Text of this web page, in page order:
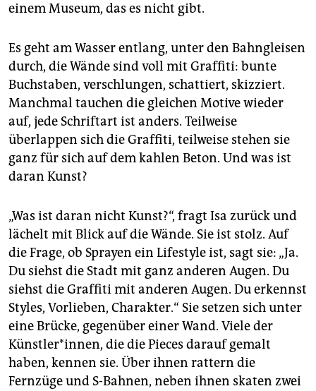
einem Museum, das es nicht gibt.
Es geht am Wasser entlang, unter den Bahngleisen
durch, die Wände sind voll mit Graffiti: bunte
Buchstaben, verschlungen, schattiert, skizziert.
Manchmal tauchen die gleichen Motive wieder
auf, jede Schriftart ist anders. Teilweise
überlappen sich die Graffiti, teilweise stehen sie
ganz für sich auf dem kahlen Beton. Und was ist
daran Kunst?
„Was ist daran nicht Kunst?“, fragt Isa zurück und
lächelt mit Blick auf die Wände. Sie ist stolz. Auf
die Frage, ob Sprayen ein Lifestyle ist, sagt sie: „Ja.
Du siehst die Stadt mit ganz anderen Augen. Du
siehst die Graffiti mit anderen Augen. Du erkennst
Styles, Vorlieben, Charakter.“ Sie setzen sich unter
eine Brücke, gegenüber einer Wand. Viele der
Künstler*innen, die die Pieces darauf gemalt
haben, kennen sie. Über ihnen rattern die
Fernzüge und ­S-Bahnen, neben ihnen skaten zwei